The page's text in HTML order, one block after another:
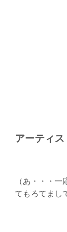
アーティス
（あ・・・
てもろてまし